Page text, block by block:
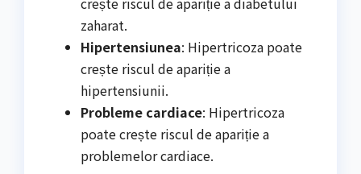
zaharat.
Hipertensiunea: Hipertricoza poate
crește riscul de apariție a
hipertensiunii.
Probleme cardiace: Hipertricoza
poate crește riscul de apariție a
problemelor cardiace.